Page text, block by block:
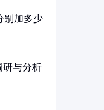
别加多少
研与分析